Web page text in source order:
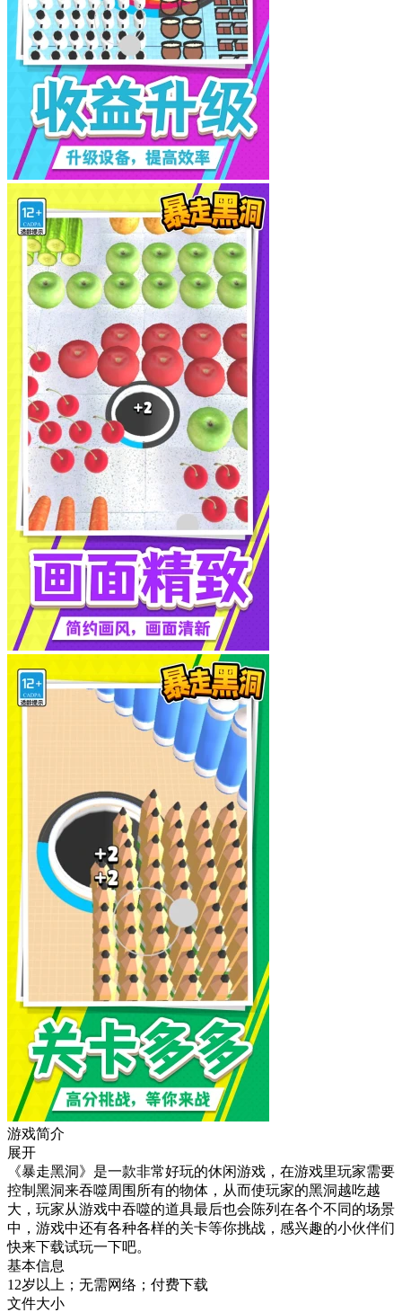
游戏简介
展开
《暴走黑洞》是一款非常好玩的休闲游戏，在游戏里玩家需要
控制黑洞来吞噬周围所有的物体，从而使玩家的黑洞越吃越
大，玩家从游戏中吞噬的道具最后也会陈列在各个不同的场景
中，游戏中还有各种各样的关卡等你挑战，感兴趣的小伙伴们
快来下载试玩一下吧。
基本信息
12岁以上；无需网络；付费下载
文件大小